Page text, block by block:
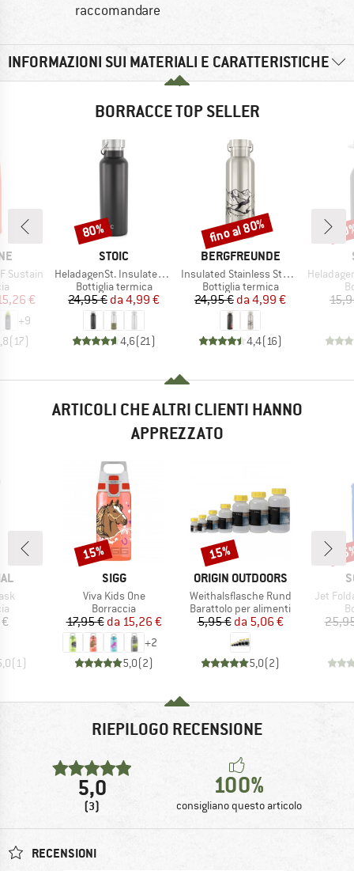
raccomandare
INFORMAZIONI SUI MATERIALI E CARATTERISTICHE
BORRACCE TOP SELLER
Sustain
prodotti
ridotto
€
+9
(17)
MARCHIO
STOIC
Articolo
HeladagenSt. Insulated Stainless Steel Bottle 500
Gruppo di prodotti
Bottiglia termica
Prezzo
24,95 € Prezzo ridotto
da 4,99 €
4,6(21 )
Sconto
80%
MARCHIO
BERGFREUNDE
Articolo
Insulated Stainless Steel Bottle 500ml
Gruppo di prodotti
Bottiglia termica
Prezzo
24,95 € Prezzo ridotto
da 4,99 €
4,4(16)
Sconto
fino al 80%
Articolo
HeladagenSt.
ARTICOLI CHE ALTRI CLIENTI HANNO
APPREZZATO
prodotti
(1)
MARCHIO
SIGG
Articolo
Viva Kids One
Gruppo di prodotti
Borraccia
Prezzo
17,95 € Prezzo ridotto
da 15,26 €
+2
5,0(2)
Sconto
15%
MARCHIO
ORIGIN OUTDOORS
Articolo
Weithalsflasche Rund
Gruppo di prodotti
Barattolo per alimenti
Prezzo
5,95 € Prezzo ridotto
da 5,06 €
5,0(2)
Sconto
15%
Articolo
Jet
RIEPILOGO RECENSIONE
5,0
(3)
100%
consigliano questo articolo
RECENSIONI